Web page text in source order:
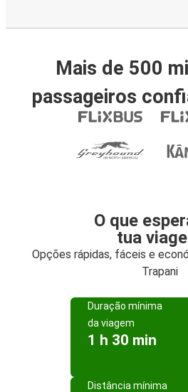
Mais de 500
passageiros
O que
tua
Opções rápidas, fáceis e
Trapani
Duração mínima
da viagem
1 h 30 min
Distância mínima